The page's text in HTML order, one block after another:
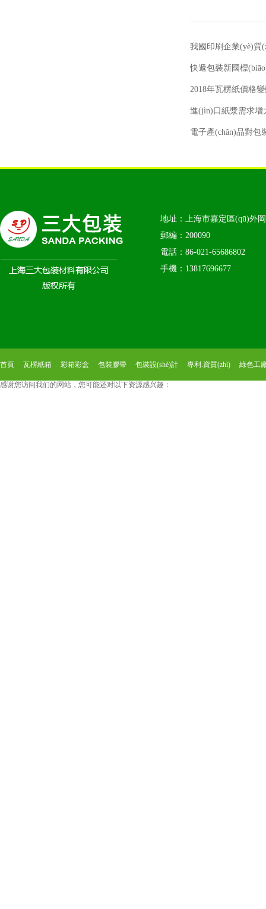
我國印刷企業(yè)質
快遞包裝新國標
2018年瓦楞紙價格
進(jìn)口紙漿需求增
電子產(chǎn)品對包
地址：上海市嘉定區(qū)外
郵編：200090
電話：86-021-65686802
手機：13817696677
首頁 瓦楞紙箱 彩箱彩盒 包裝膠帶 包裝設(shè)計 專利.資質(zhì) 綠色工
感谢您访问我们的网站，您可能还对以下资源感兴趣：